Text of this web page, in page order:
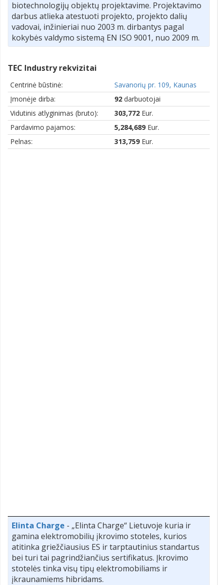
biotechnologijų objektų projektavime. Projektavimo
darbus atlieka atestuoti projekto, projekto dalių
vadovai, inžinieriai nuo 2003 m. dirbantys pagal
kokybės valdymo sistemą EN ISO 9001, nuo 2009 m.
TEC Industry rekvizitai
Centrinė būstinė:
Savanorių pr. 109, Kaunas
Įmonėje dirba:
92 darbuotojai
Vidutinis atlyginimas (bruto):
303,772 Eur.
Pardavimo pajamos:
5,284,689 Eur.
Pelnas:
313,759 Eur.
Elinta Charge - „Elinta Charge“ Lietuvoje kuria ir
gamina elektromobilių įkrovimo stoteles, kurios
atitinka griežčiausius ES ir tarptautinius standartus
bei turi tai pagrindžiančius sertifikatus. Įkrovimo
stotelės tinka visų tipų elektromobiliams ir
įkraunamiems hibridams.